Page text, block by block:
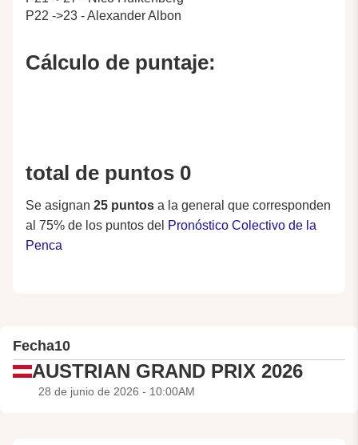
P22 ->23 - Alexander Albon
Cálculo de puntaje:
total de puntos 0
Se asignan 25 puntos a la general que corresponden
al 75% de los puntos del Pronóstico Colectivo de la
Penca
Fecha10
AUSTRIAN GRAND PRIX 2026
28 de junio de 2026 - 10:00AM